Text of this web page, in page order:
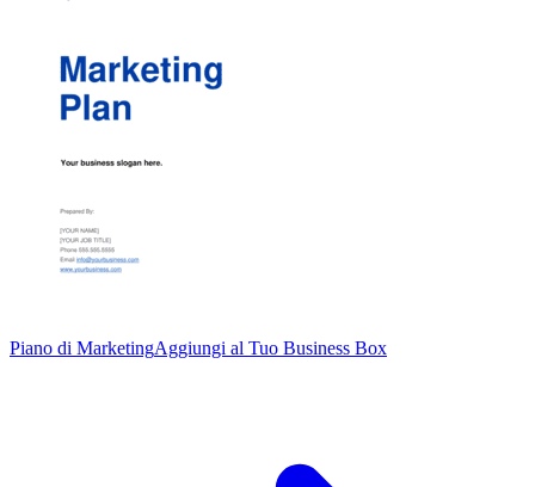
Piano di MarketingAggiungi al Tuo Business Box